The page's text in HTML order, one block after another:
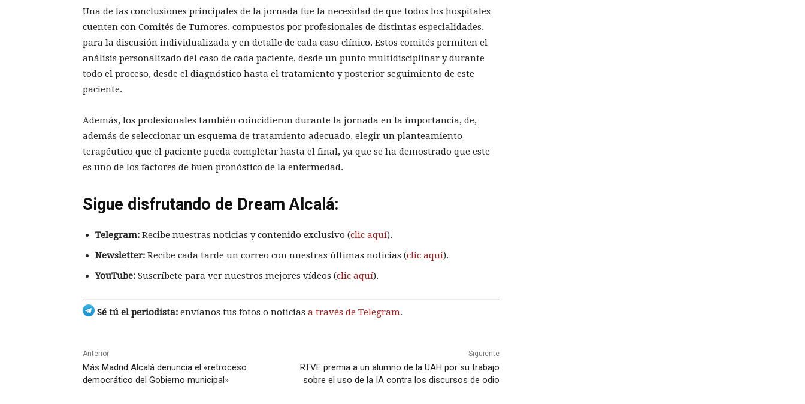
Una de las conclusiones principales de la jornada fue la necesidad de que todos los hospitales
cuenten con Comités de Tumores, compuestos por profesionales de distintas especialidades,
para la discusión individualizada y en detalle de cada caso clínico. Estos comités permiten el
análisis personalizado del caso de cada paciente, desde un punto multidisciplinar y durante
todo el proceso, desde el diagnóstico hasta el tratamiento y posterior seguimiento de este
paciente.
Además, los profesionales también coincidieron durante la jornada en la importancia, de,
además de seleccionar un esquema de tratamiento adecuado, elegir un planteamiento
terapéutico que el paciente pueda completar hasta el final, ya que se ha demostrado que este
es uno de los factores de buen pronóstico de la enfermedad.
Sigue disfrutando de Dream Alcalá:
Telegram: Recibe nuestras noticias y contenido exclusivo (clic aquí).
Newsletter: Recibe cada tarde un correo con nuestras últimas noticias (clic aquí).
YouTube: Suscríbete para ver nuestros mejores vídeos (clic aquí).
Sé tú el periodista: envíanos tus fotos o noticias a través de Telegram.
Anterior
Más Madrid Alcalá denuncia el «retroceso
democrático del Gobierno municipal»
Siguiente
RTVE premia a un alumno de la UAH por su trabajo
sobre el uso de la IA contra los discursos de odio